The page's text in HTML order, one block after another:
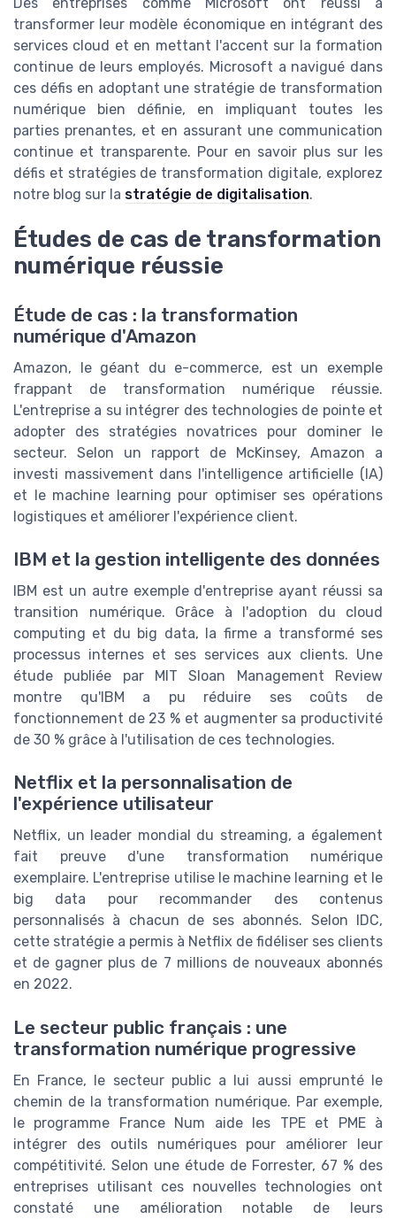
Des entreprises comme Microsoft ont réussi à
transformer leur modèle économique en intégrant des
services cloud et en mettant l'accent sur la formation
continue de leurs employés. Microsoft a navigué dans
ces défis en adoptant une stratégie de transformation
numérique bien définie, en impliquant toutes les
parties prenantes, et en assurant une communication
continue et transparente. Pour en savoir plus sur les
défis et stratégies de transformation digitale, explorez
notre blog sur la stratégie de digitalisation.
Études de cas de transformation
numérique réussie
Étude de cas : la transformation
numérique d'Amazon
Amazon, le géant du e-commerce, est un exemple
frappant de transformation numérique réussie.
L'entreprise a su intégrer des technologies de pointe et
adopter des stratégies novatrices pour dominer le
secteur. Selon un rapport de McKinsey, Amazon a
investi massivement dans l'intelligence artificielle (IA)
et le machine learning pour optimiser ses opérations
logistiques et améliorer l'expérience client.
IBM et la gestion intelligente des données
IBM est un autre exemple d'entreprise ayant réussi sa
transition numérique. Grâce à l'adoption du cloud
computing et du big data, la firme a transformé ses
processus internes et ses services aux clients. Une
étude publiée par MIT Sloan Management Review
montre qu'IBM a pu réduire ses coûts de
fonctionnement de 23 % et augmenter sa productivité
de 30 % grâce à l'utilisation de ces technologies.
Netflix et la personnalisation de
l'expérience utilisateur
Netflix, un leader mondial du streaming, a également
fait preuve d'une transformation numérique
exemplaire. L'entreprise utilise le machine learning et le
big data pour recommander des contenus
personnalisés à chacun de ses abonnés. Selon IDC,
cette stratégie a permis à Netflix de fidéliser ses clients
et de gagner plus de 7 millions de nouveaux abonnés
en 2022.
Le secteur public français : une
transformation numérique progressive
En France, le secteur public a lui aussi emprunté le
chemin de la transformation numérique. Par exemple,
le programme France Num aide les TPE et PME à
intégrer des outils numériques pour améliorer leur
compétitivité. Selon une étude de Forrester, 67 % des
entreprises utilisant ces nouvelles technologies ont
constaté une amélioration notable de leurs